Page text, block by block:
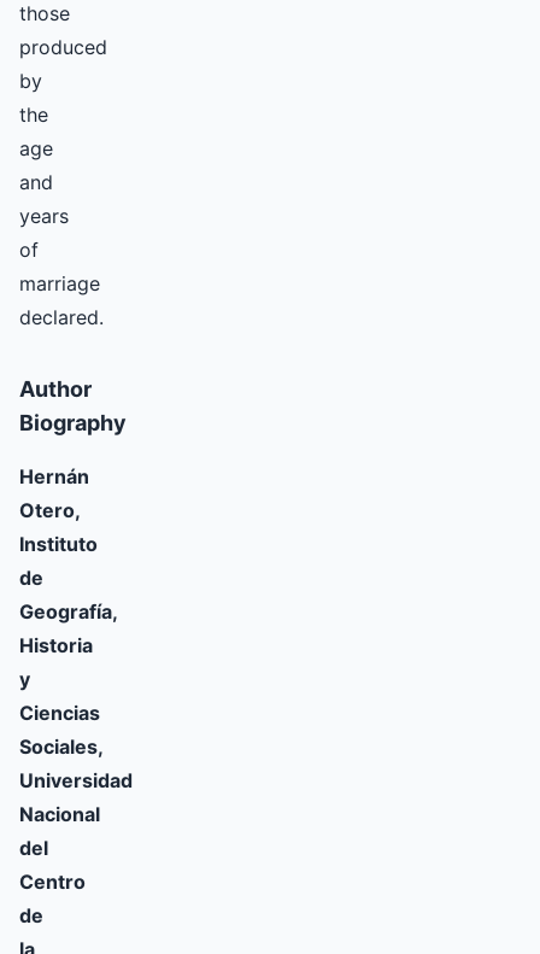
those
produced
by
the
age
and
years
of
marriage
declared.
Author
Biography
Hernán
Otero,
Instituto
de
Geografía,
Historia
y
Ciencias
Sociales,
Universidad
Nacional
del
Centro
de